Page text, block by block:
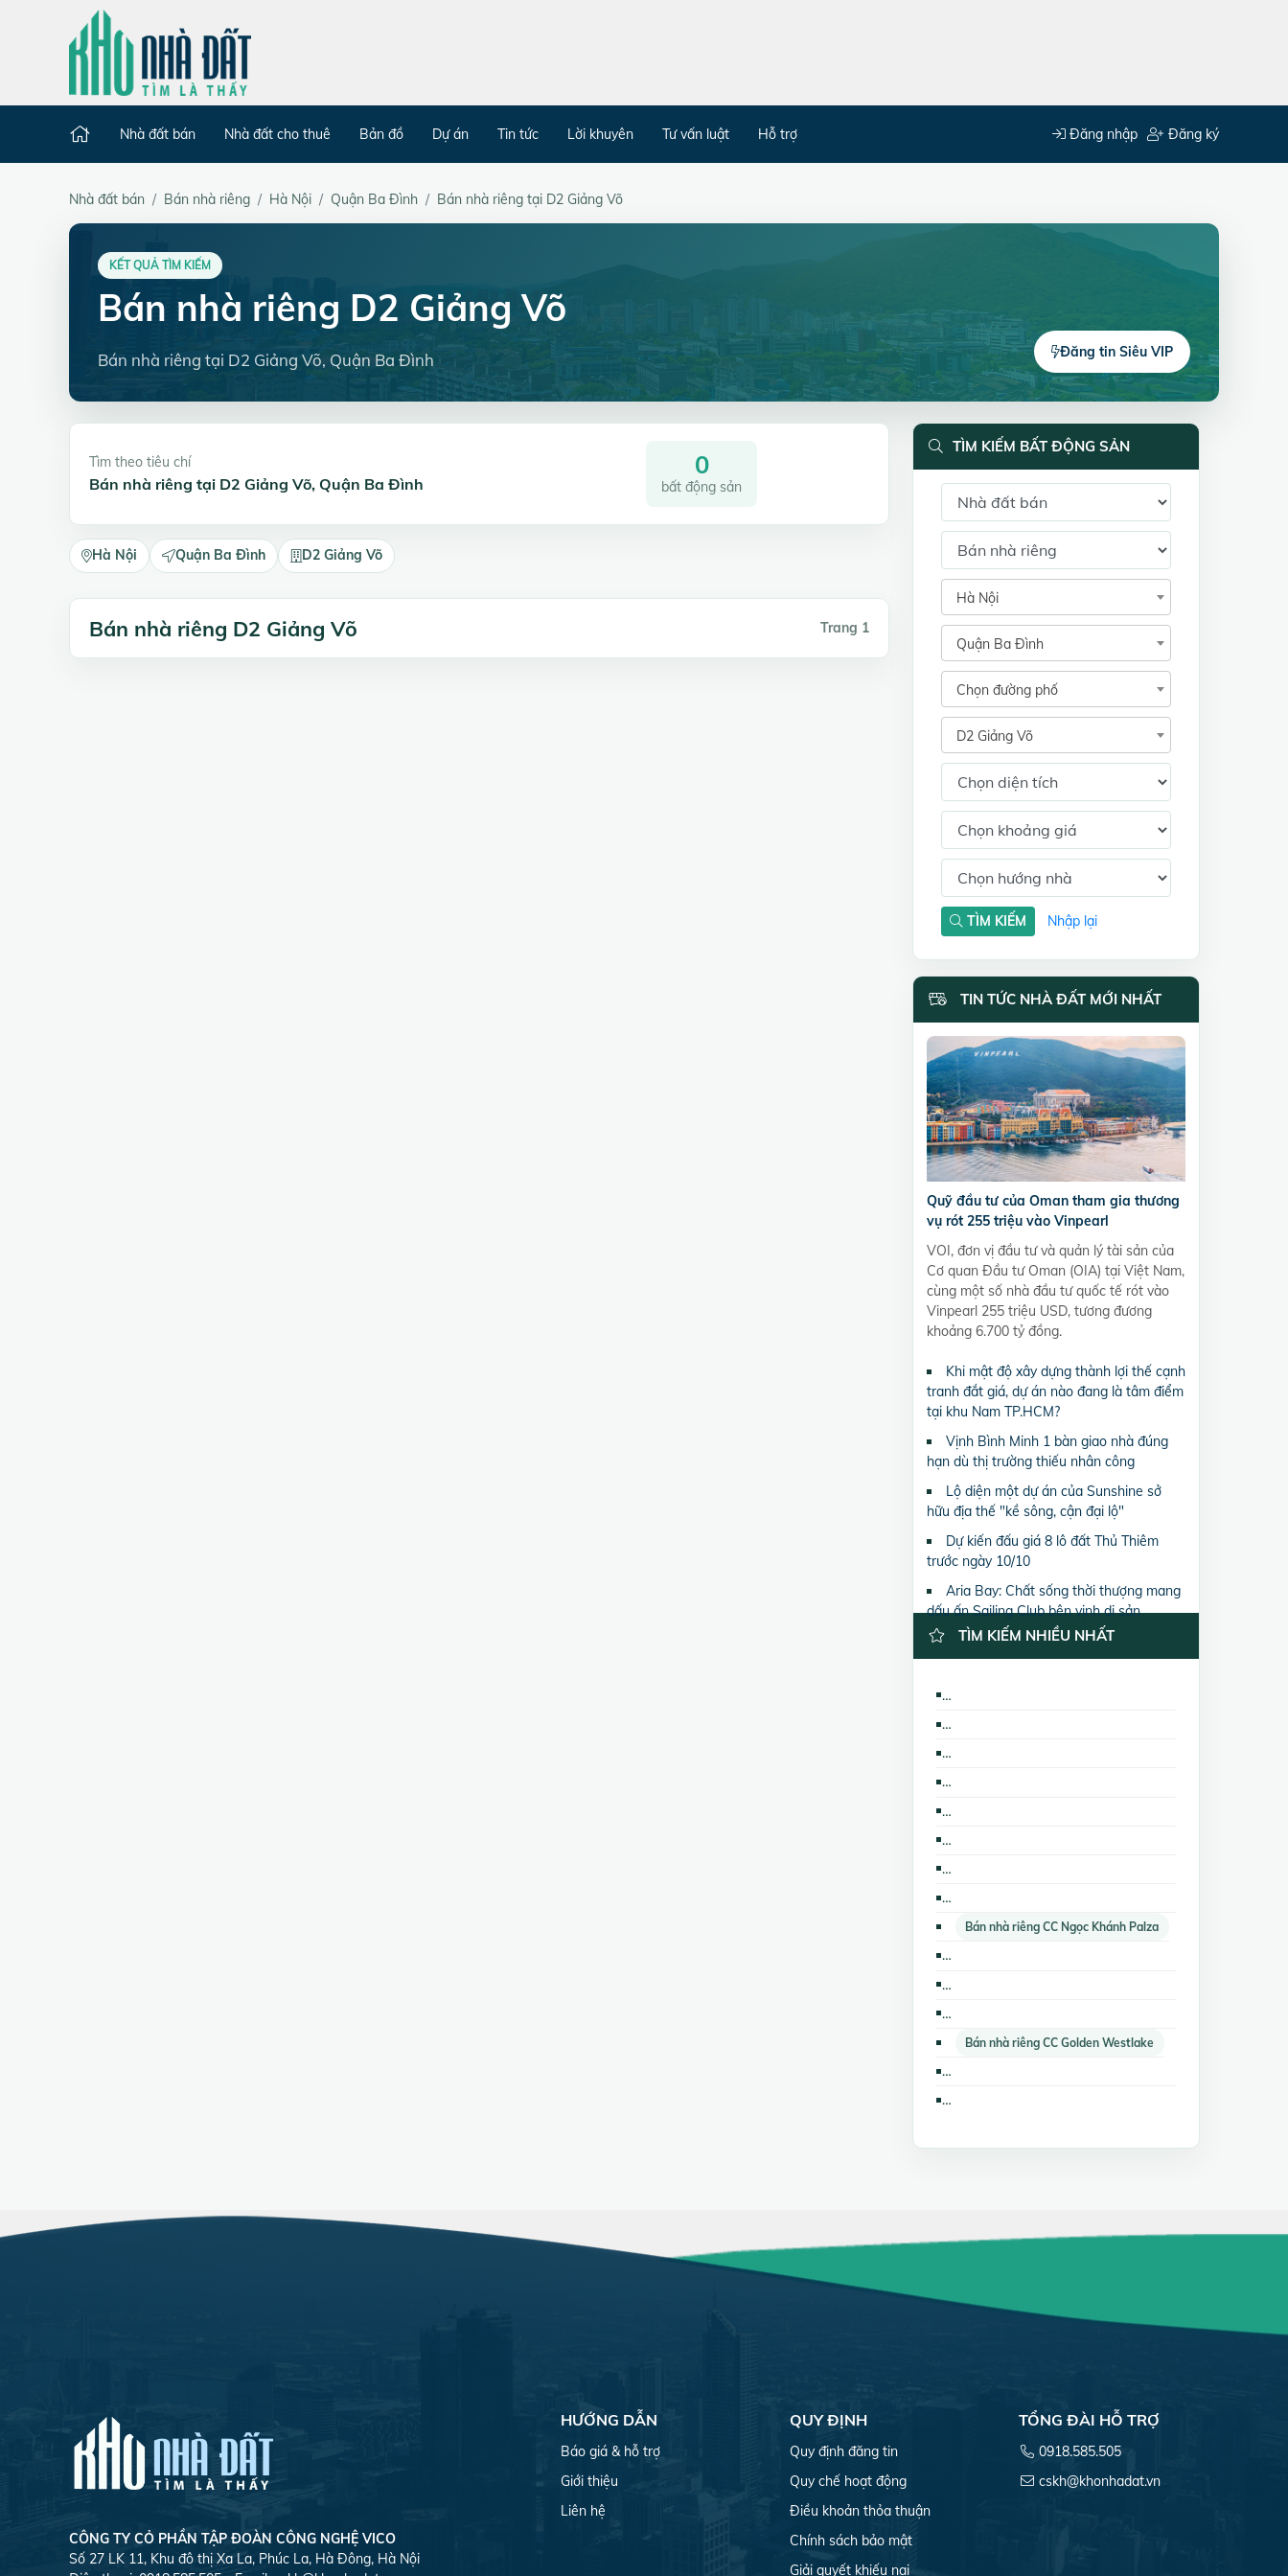
Nhà đất bán Nhà đất cho thuê Bản đồ Dự án Tin tức Lời khuyên Tư vấn luật Hỗ trợ Đăng nhập Đăng ký
Nhà đất bán Bán nhà riêng Hà Nội Quận Ba Đình Bán nhà riêng tại D2 Giảng Võ
KẾT QUẢ TÌM KIẾM
Bán nhà riêng D2 Giảng Võ
Bán nhà riêng tại D2 Giảng Võ, Quận Ba Đình Đăng tin Siêu VIP
Tìm theo tiêu chí
Bán nhà riêng tại D2 Giảng Võ, Quận Ba Đình
0
bất động sản
Hà Nội Quận Ba Đình D2 Giảng Võ
Bán nhà riêng D2 Giảng Võ Trang 1
TÌM KIẾM BẤT ĐỘNG SẢN
Hà Nội
Quận Ba Đình
Chọn đường phố
D2 Giảng Võ
TÌM KIẾM Nhập lại
TIN TỨC NHÀ ĐẤT MỚI NHẤT
Quỹ đầu tư của Oman tham gia thương
vụ rót 255 triệu vào Vinpearl
VOI, đơn vị đầu tư và quản lý tài sản của
Cơ quan Đầu tư Oman (OIA) tại Việt Nam,
cùng một số nhà đầu tư quốc tế rót vào
Vinpearl 255 triệu USD, tương đương
khoảng 6.700 tỷ đồng.
Khi mật độ xây dựng thành lợi thế cạnh
tranh đắt giá, dự án nào đang là tâm điểm
tại khu Nam TP.HCM?
Vịnh Bình Minh 1 bàn giao nhà đúng
hạn dù thị trường thiếu nhân công
Lộ diện một dự án của Sunshine sở
hữu địa thế "kề sông, cận đại lộ"
Dự kiến đấu giá 8 lô đất Thủ Thiêm
trước ngày 10/10
Aria Bay: Chất sống thời thượng mang
dấu ấn Sailing Club bên vịnh di sản
TÌM KIẾM NHIỀU NHẤT
Bán nhà riêng CC Ngọc Khánh Palza
Bán nhà riêng CC Golden Westlake
CÔNG TY CỎ PHẦN TẬP ĐOÀN CÔNG NGHỆ VICO
Số 27 LK 11, Khu đô thị Xa La, Phúc La, Hà Đông, Hà Nội
HƯỚNG DẪN
Báo giá & hỗ trợ
Giới thiệu
Liên hệ
QUY ĐỊNH
Quy định đăng tin
Quy chế hoạt động
Điều khoản thỏa thuận
Chính sách bảo mật
Giải quyết khiếu nại
TỔNG ĐÀI HỖ TRỢ
0918.585.505
cskh@khonhadat.vn